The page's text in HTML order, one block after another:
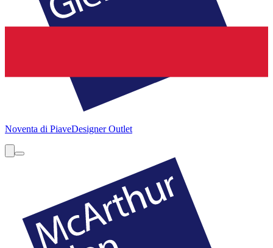
Noventa di PiaveDesigner Outlet